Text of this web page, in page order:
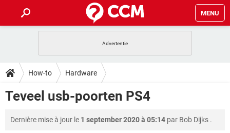
MENU
INSTAGRAM
NETFLIX CORONAVIRUS
HOW-TO
VIDEOBELLEN
INSTAGRAM WINDOWS 10
NETFLIX CORONAVIRUS
DOWNLOADS
FORUM
How-to Hardware
Teveel usb-poorten PS4
Dernière mise à jour le 1 september 2020 à 05:14 par Bob Dijks .